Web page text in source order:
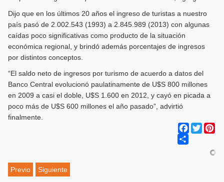
Dijo que en los últimos 20 años el ingreso de turistas a nuestro
país pasó de 2.002.543 (1993) a 2.845.989 (2013) con algunas
caídas poco significativas como producto de la situación
económica regional, y brindó además porcentajes de ingresos
por distintos conceptos.
“El saldo neto de ingresos por turismo de acuerdo a datos del
Banco Central evolucionó paulatinamente de U$S 800 millones
en 2009 a casi el doble, U$S 1.600 en 2012, y cayó en picada a
poco más de U$S 600 millones el año pasado”, advirtió
finalmente.
Facebook
Twitter
Previo Siguiente